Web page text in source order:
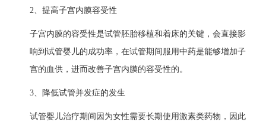
2、提高子宫内膜容受性
子宫内膜的容受性是试管胚胎移植和着床的关键，会直接影
响到试管婴儿的成功率，在试管期间服用中药是能够增加子
宫的血供，进而改善子宫内膜的容受性的。
3、降低试管并发症的发生
试管婴儿治疗期间因为女性需要长期使用激素类药物，因此